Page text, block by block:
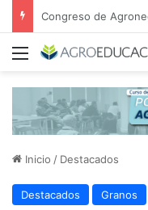
Menú
Inicio / Destacados
Destacados Granos